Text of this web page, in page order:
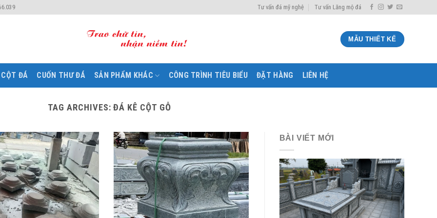
Tư vấn đá mỹ nghệ Tư vấn Lăng mộ đá
MẪU THIẾT KẾ
CỘT ĐÁ CUỐN THƯ ĐÁ SẢN PHẨM KHÁC CÔNG TRÌNH TIÊU BIỂU ĐẶT HÀNG LIÊN HỆ
TAG ARCHIVES:ĐÁ KÊ CỘT GỖ
BÀI VIẾT MỚI